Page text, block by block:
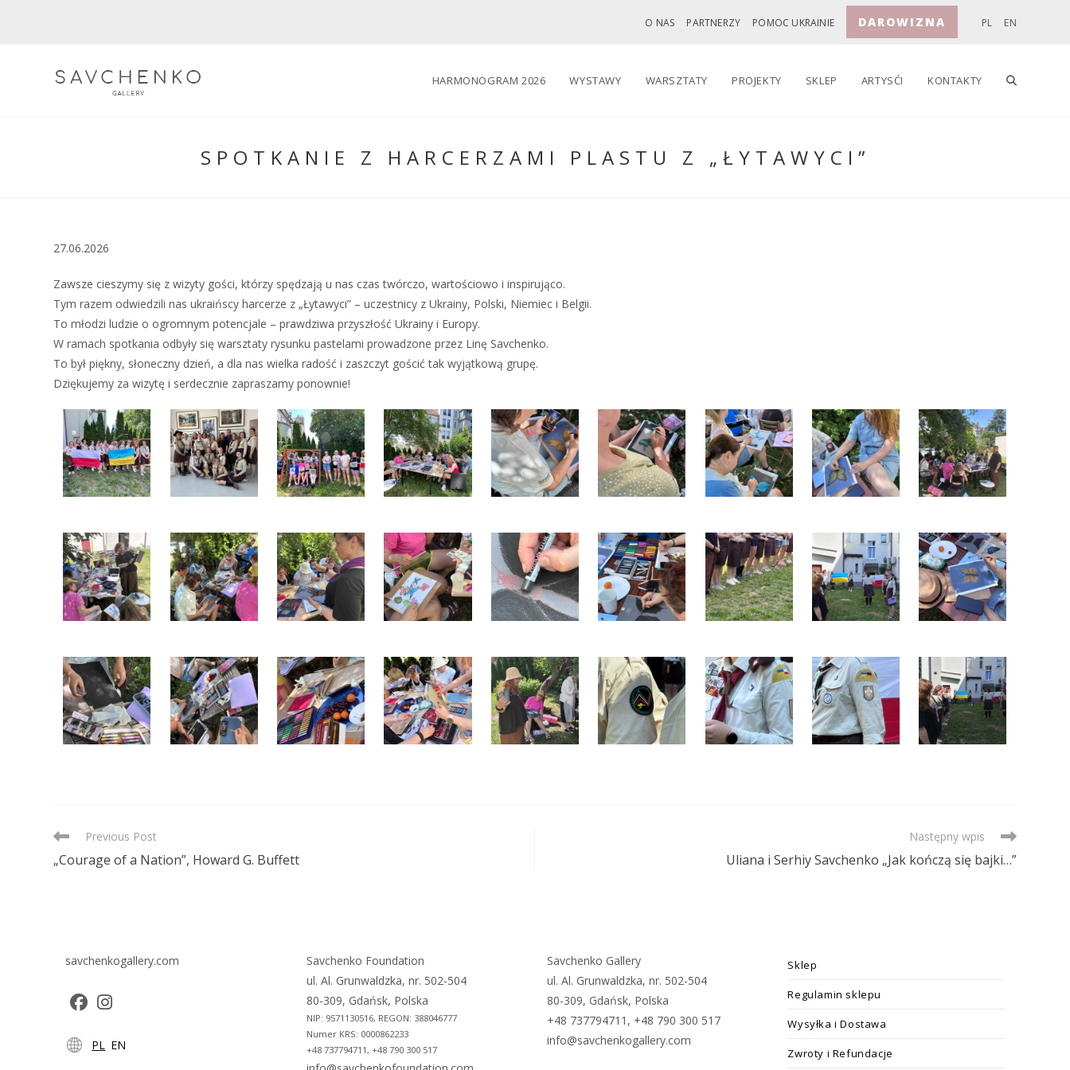
O NAS PARTNERZY POMOC UKRAINIE DAROWIZNA PL EN
HARMONOGRAM 2026 WYSTAWY WARSZTATY PROJEKTY SKLEP ARTYSĆI KONTAKTY TOGGLE
SPOTKANIE Z HARCERZAMI PLASTU Z „ŁYTAWYCI”
27.06.2026
Zawsze cieszymy się z wizyty gości, którzy spędzają u nas czas twórczo, wartościowo i inspirująco.
Tym razem odwiedzili nas ukraińscy harcerze z „Łytawyci” – uczestnicy z Ukrainy, Polski, Niemiec i Belgii.
To młodzi ludzie o ogromnym potencjale – prawdziwa przyszłość Ukrainy i Europy.
W ramach spotkania odbyły się warsztaty rysunku pastelami prowadzone przez Linę Savchenko.
To był piękny, słoneczny dzień, a dla nas wielka radość i zaszczyt gościć tak wyjątkową grupę.
Dziękujemy za wizytę i serdecznie zapraszamy ponownie!
READ
ARTICLES
Previous Post
„Courage of a Nation”, Howard G. Buffett
Następny wpis
Uliana i Serhiy Savchenko „Jak kończą się bajki…”
savchenkogallery.com
in
in
PL EN
Savchenko Foundation
ul. Al. Grunwaldzka, nr. 502-504
80-309, Gdańsk, Polska
NIP: 9571130516, REGON: 388046777
Numer KRS: 0000862233
+48 737794711, +48 790 300 517
Savchenko Gallery
ul. Al. Grunwaldzka, nr. 502-504
80-309, Gdańsk, Polska
+48 737794711, +48 790 300 517
info@savchenkogallery.com
Sklep
Regulamin sklepu
Wysyłka i Dostawa
Zwroty i Refundacje